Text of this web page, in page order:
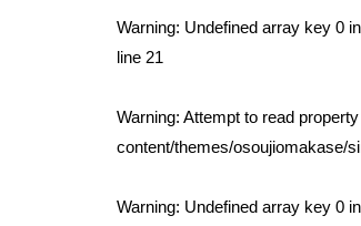
Warning: Undefined array key 0 in
line 21
Warning: Attempt to read
content/themes/osoujiomakase/
Warning: Undefined array key 0 in